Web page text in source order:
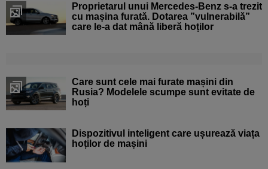
Proprietarul unui Mercedes-Benz s-a trezit
cu mașina furată. Dotarea ”vulnerabilă”
care le-a dat mână liberă hoților
Care sunt cele mai furate mașini din
Rusia? Modelele scumpe sunt evitate de
hoți
Dispozitivul inteligent care ușurează viața
hoților de mașini